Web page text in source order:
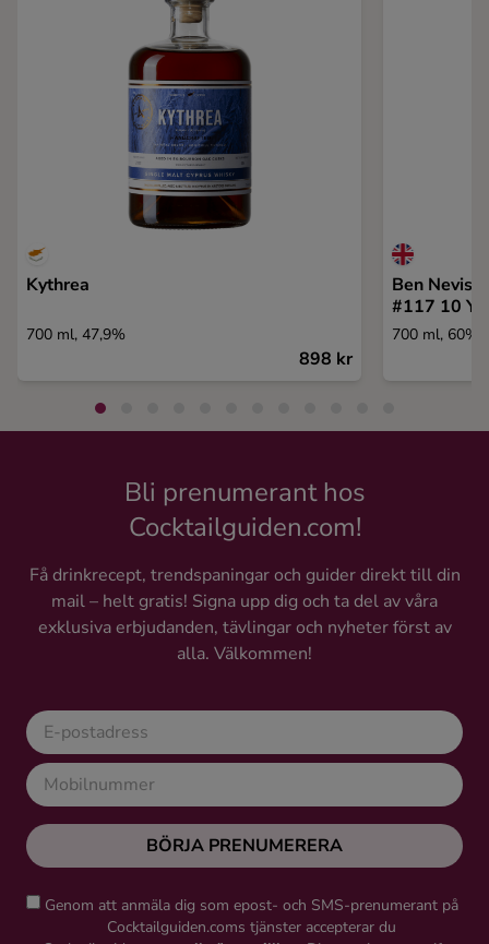
Kythrea
700 ml, 47,9%
898 kr
Ben Nevis
#117 10
700 ml, 60%
Bli prenumerant hos
Cocktailguiden.com!
Få drinkrecept, trendspaningar och guider direkt till din
mail – helt gratis! Signa upp dig och ta del av våra
exklusiva erbjudanden, tävlingar och nyheter först av
alla. Välkommen!
BÖRJA PRENUMERERA
Genom att anmäla dig som epost- och SMS-prenumerant på
Cocktailguiden.coms tjänster accepterar du